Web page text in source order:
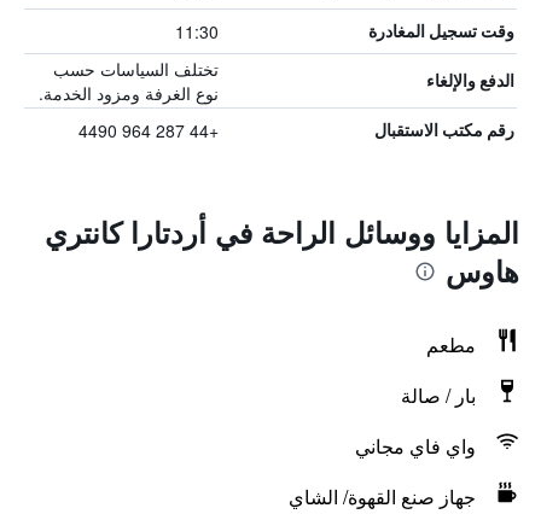
وقت تسجيل المغادرة 11:30
الدفع والإلغاء
تختلف السياسات حسب
نوع الغرفة ومزود الخدمة.
رقم مكتب الاستقبال +44 287 964 4490
المزايا ووسائل الراحة في أردتارا كانتري
هاوس
مطعم
بار / صالة
واي فاي مجاني
جهاز صنع القهوة/ الشاي